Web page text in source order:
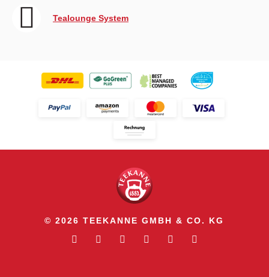
Tealounge System
© 2026 TEEKANNE GMBH & CO. KG